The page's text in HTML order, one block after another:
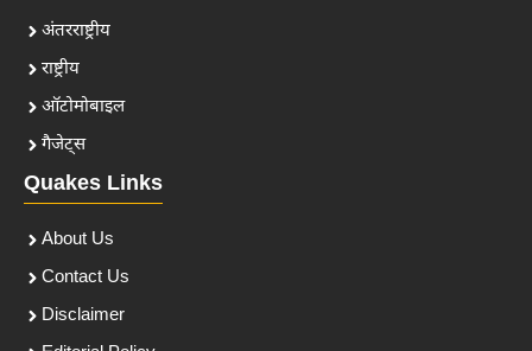
अंतरराष्ट्रीय
राष्ट्रीय
ऑटोमोबाइल
गैजेट्स
Quakes Links
About Us
Contact Us
Disclaimer